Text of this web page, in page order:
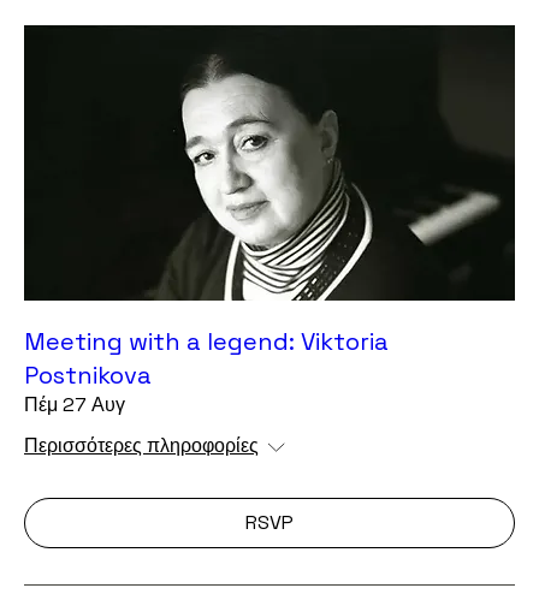
Meeting with a legend: Viktoria
Postnikova
Πέμ 27 Αυγ
Περισσότερες πληροφορίες
RSVP